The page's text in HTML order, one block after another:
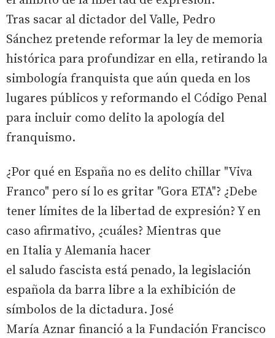
Tras sacar al dictador del Valle, Pedro
Sánchez pretende reformar la ley de memoria
histórica para profundizar en ella, retirando la
simbología franquista que aún queda en los
lugares públicos y reformando el Código Penal
para incluir como delito la apología del
franquismo.
¿Por qué en España no es delito chillar "Viva
Franco" pero sí lo es gritar "Gora ETA"? ¿Debe
tener límites de la libertad de expresión? Y en
caso afirmativo, ¿cuáles? Mientras que
en Italia y Alemania hacer
el saludo fascista está penado, la legislación
española da barra libre a la exhibición de
símbolos de la dictadura. José
María Aznar financió a la Fundación Francisco